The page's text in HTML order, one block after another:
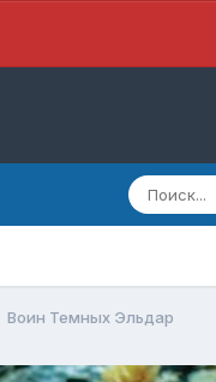
Воин Темных Эльдар